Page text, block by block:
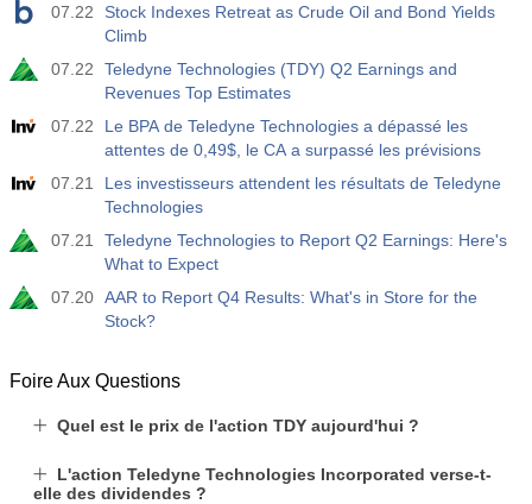
-17.2 K
19:30
CFTC Nasdaq 100 Positions nettes non commerciales
Fcst
4.9 K
07.22
Stock Indexes Retreat as Crude Oil and Bond Yields
Climb
07.22
Teledyne Technologies (TDY) Q2 Earnings and
Revenues Top Estimates
07.22
Le BPA de Teledyne Technologies a dépassé les
attentes de 0,49$, le CA a surpassé les prévisions
07.21
Les investisseurs attendent les résultats de Teledyne
Technologies
07.21
Teledyne Technologies to Report Q2 Earnings: Here's
What to Expect
07.20 AAR to Report Q4 Results: What's in Store for the
Stock?
Foire Aux Questions
Quel est le prix de l'action TDY aujourd'hui ?
L'action Teledyne Technologies Incorporated verse-t-
elle des dividendes ?